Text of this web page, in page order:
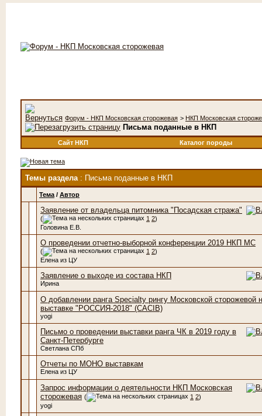
Форум - НКП Московская сторожевая > НКП Московская
Письма поданные в НКП
Сайт НКП Каталог породы
Темы раздела: Письма поданные в НКП
Тема / Автор
Заявление от владельца питомника "Посадская стража"
( 1 2)
Головина Е.В.
О проведении отчетно-выборной конференции 2019 НКП МС
( 1 2)
Елена из ЦУ
Заявление о выходе из состава НКП
Ирина
О добавлении ранга Specialty рингу Московской сторожевой
выставке "РОССИЯ-2018" (CACIB)
yogi
Письмо о проведении выставки ранга ЧК в 2019 году в
Санкт-Петербурге
Светлана СПб
Отчеты по МОНО выставкам
Елена из ЦУ
Запрос информации о деятельности НКП Московская
сторожевая ( 1 2)
yogi